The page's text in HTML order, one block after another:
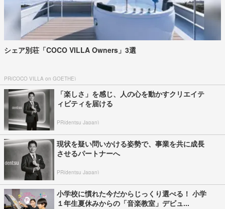
シェア別荘「COCO VILLA Owners」3選
PR(COCO VILLA on GOETHE)
「楽しさ」を感じ、人の心を動かすクリエイテ
ィビティを届ける
PR(dentsu Japan)
現状を疑い問いかける姿勢で、事業を共に成長
させるパートナーへ
PR(dentsu Japan)
小学校に慣れた今だからじっくり選べる！ 小学
１年生夏休みからの「音楽教室」デビュ...